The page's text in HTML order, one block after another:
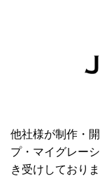
他社様が制作・
プ・マイグレー
き受けしており